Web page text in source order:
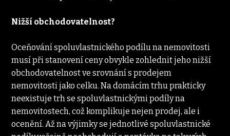
Nižší obchodovatelnost?
Oceňování spoluvlastnického podílu na nemovitosti
musí při stanovení ceny obvykle zohlednit jeho nižší
obchodovatelnost ve srovnání s prodejem
nemovitosti jako celku. Na domácím trhu prakticky
neexistuje trh se spoluvlastnickými podíly na
nemovitostech, což komplikuje nejen prodej, ale i
ocenění. Až na výjimky se jednotlivé spoluvlastnické